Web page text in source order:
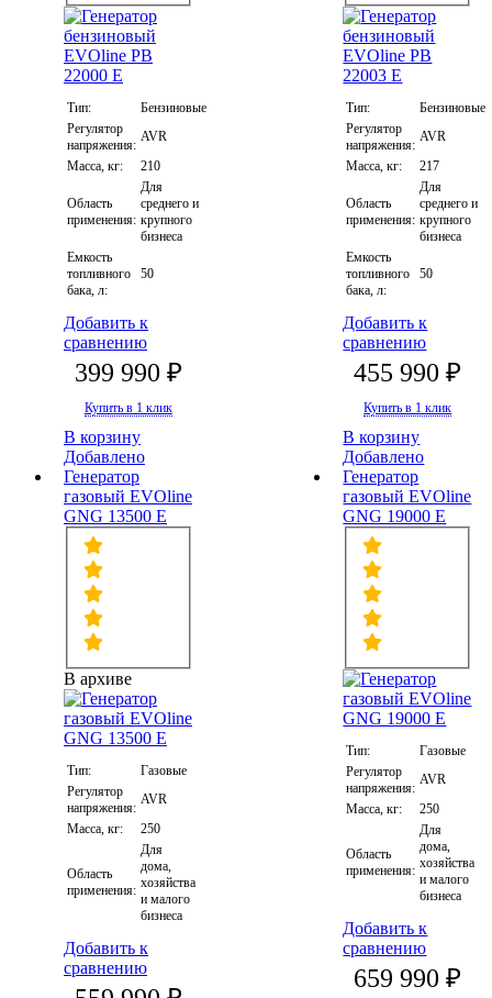
Тип:
Бензиновые
Регулятор
напряжения:
AVR
Масса, кг:
210
Область
применения:
Для
среднего и
крупного
бизнеса
Емкость
топливного
бака, л:
50
Добавить к
сравнению
399 990 ₽
Купить в 1 клик
В корзину
Добавлено
Тип:
Бензиновые
Регулятор
напряжения:
AVR
Масса, кг:
217
Область
применения:
Для
среднего и
крупного
бизнеса
Емкость
топливного
бака, л:
50
Добавить к
сравнению
455 990 ₽
Купить в 1 клик
В корзину
Добавлено
Генератор
газовый EVOline
GNG 13500 E
В архиве
Тип:
Газовые
Регулятор
напряжения:
AVR
Масса, кг:
250
Область
применения:
Для
дома,
хозяйства
и малого
бизнеса
Добавить к
сравнению
Генератор
газовый EVOline
GNG 19000 E
Тип:
Газовые
Регулятор
напряжения:
AVR
Масса, кг:
250
Область
применения:
Для
дома,
хозяйства
и малого
бизнеса
Добавить к
сравнению
659 990 ₽